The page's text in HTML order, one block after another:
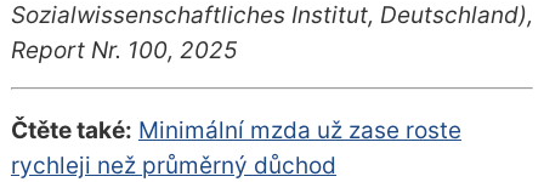
Sozialwissenschaftliches Institut, Deutschland),
Report Nr. 100, 2025
Čtěte také: Minimální mzda už zase roste
rychleji než průměrný důchod